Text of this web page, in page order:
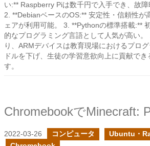
い:** Raspberry Piは数千円で入手でき、故障
2. **DebianベースのOS:** 安定性・信頼性が
ェアが利用可能。 3. **Pythonの標準搭載:**
的なプログラミング言語として人気が高い。
り、ARMデバイスは教育現場におけるプロ
ドルを下げ、生徒の学習意欲向上に貢献でき
す。
2022-03-26 コンピュータ
Ubuntu・